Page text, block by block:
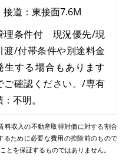
道：東接面7.6M
条件付 現況優先/現
渡/付帯条件や別途料金
生する場合もあります
ご確認ください。/専有
不明。
料収入の不動産取得対価に対する割合
ために必要な費用の控除前のもので
とを保証するものではありません。